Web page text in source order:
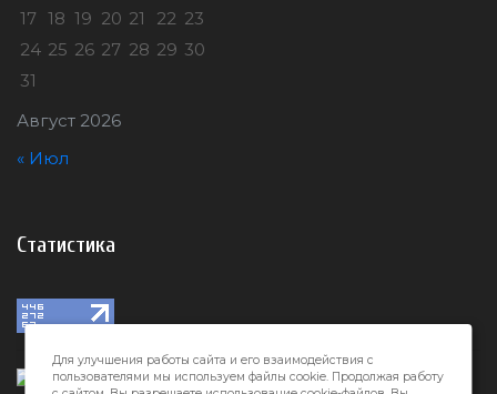
Август 2026
17 18 19 20 21 22 23
24 25 26 27 28 29 30
31
« Июл
Статистика
Для улучшения работы сайта и его взаимодействия с
пользователями мы используем файлы cookie. Продолжая работу